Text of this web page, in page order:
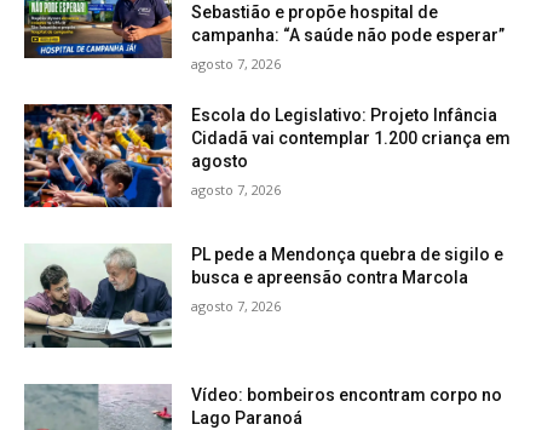
Sebastião e propõe hospital de
campanha: “A saúde não pode esperar”
agosto 7, 2026
Escola do Legislativo: Projeto Infância
Cidadã vai contemplar 1.200 criança em
agosto
agosto 7, 2026
PL pede a Mendonça quebra de sigilo e
busca e apreensão contra Marcola
agosto 7, 2026
Vídeo: bombeiros encontram corpo no
Lago Paranoá